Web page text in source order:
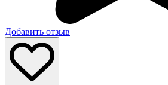
Добавить отзыв